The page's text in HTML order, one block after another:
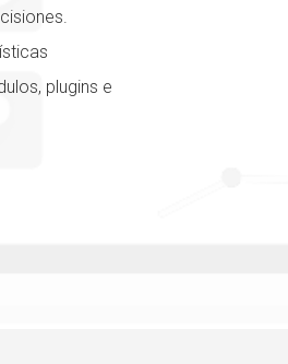
plugins e